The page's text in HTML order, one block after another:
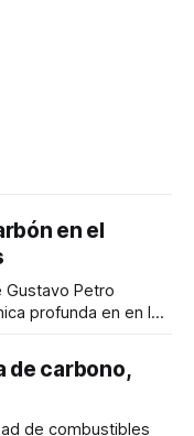
en el
Gustavo Petro
profunda en en la
de carbono,
de combustibles